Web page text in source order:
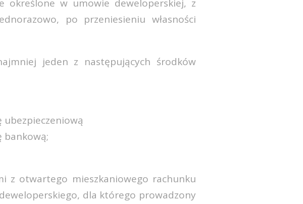
określone w umowie deweloperskiej, z
po przeniesieniu własności
jeden z następujących środków
bankową;
z otwartego mieszkaniowego rachunku
dla którego prowadzony